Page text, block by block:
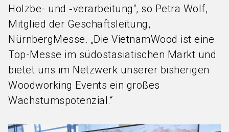
Holzbe- und ‑verarbeitung“, so Petra Wolf,
Mitglied der Geschäftsleitung,
NürnbergMesse. „Die VietnamWood ist eine
Top-Messe im südostasiatischen Markt und
bietet uns im Netzwerk unserer bisherigen
Woodworking Events ein großes
Wachstumspotenzial.“